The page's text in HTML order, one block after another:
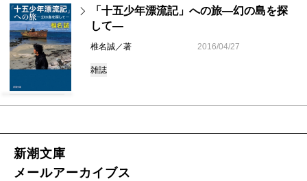
「十五少年漂流記」への旅―幻の島を探
して―
椎名誠／著 2016/04/27
雑誌
新潮文庫
メールアーカイブス